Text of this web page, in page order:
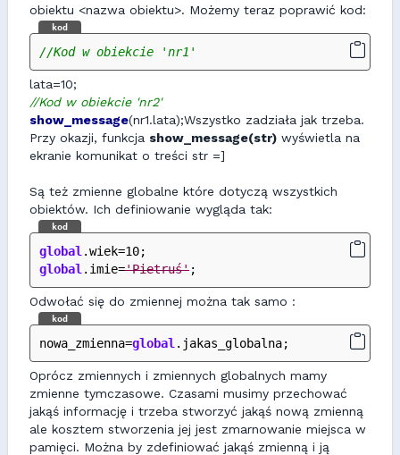
obiektu <nazwa obiektu>. Możemy teraz poprawić kod:
kod
//Kod w obiekcie 'nr1'
lata=10;
//Kod w obiekcie 'nr2'
show_message(nr1.lata);Wszystko zadziała jak trzeba.
Przy okazji, funkcja show_message(str) wyświetla na
ekranie komunikat o treści str =]
Są też zmienne globalne które dotyczą wszystkich
obiektów. Ich definiowanie wygląda tak:
kod
global .wiek=10;
global .imie='Pietruś';
Odwołać się do zmiennej można tak samo :
kod
nowa_zmienna=global .jakas_globalna;
Oprócz zmiennych i zmiennych globalnych mamy
zmienne tymczasowe. Czasami musimy przechować
jakąś informację i trzeba stworzyć jakąś nową zmienną
ale kosztem stworzenia jej jest zmarnowanie miejsca w
pamięci. Można by zdefiniować jakąś zmienną i ją